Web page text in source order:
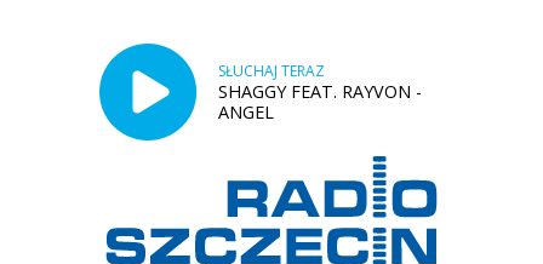
SŁUCHAJ TERAZ
SHAGGY FEAT. RAYVON -
ANGEL